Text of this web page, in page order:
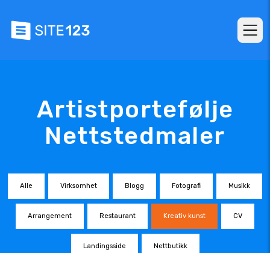
Artistportefølje
Nettstedmaler
Alle Virksomhet Blogg Fotografi Musikk
Arrangement Restaurant Kreativ kunst CV
Landingsside Nettbutikk